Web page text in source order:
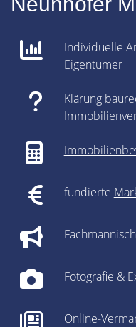
Individuelle
Eigentümer
Klärung
fundierte
Fotografie &
Online-